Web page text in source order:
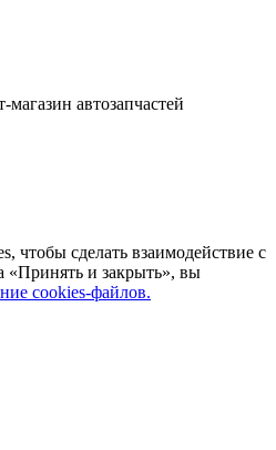
автозапчастей
чтобы сделать взаимодействие с
«Принять и закрыть», вы
cookies-файлов.